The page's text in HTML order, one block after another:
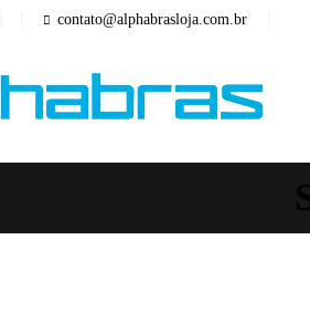
contato@alphabrasloja.com.br